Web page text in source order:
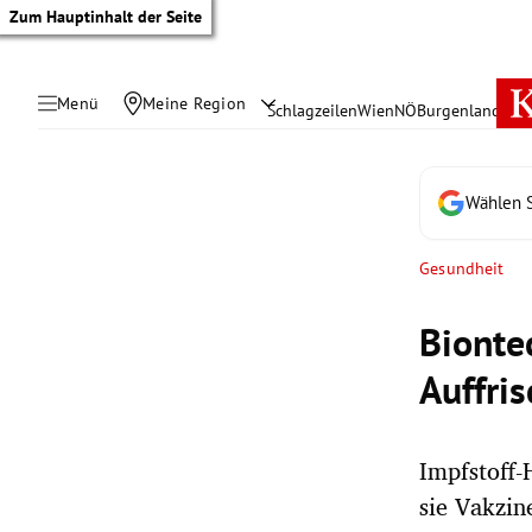
Zum Hauptinhalt der Seite
Menü Meine Region SchlagzeilenWienNÖBurgenland
Wählen
Gesundheit
Impfstoff-
sie